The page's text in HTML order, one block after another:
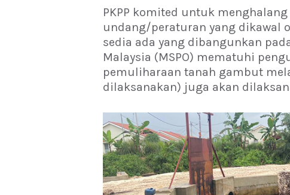
PKPP komited untuk
undang/peraturan yang dikawal
sedia ada yang dibangunkan
Malaysia (MSPO) mematuhi
pemuliharaan tanah gambut
dilaksanakan) juga akan